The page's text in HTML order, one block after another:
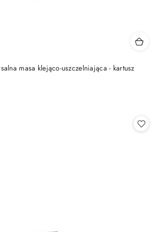
masa klejąco-uszczelniająca - kartusz